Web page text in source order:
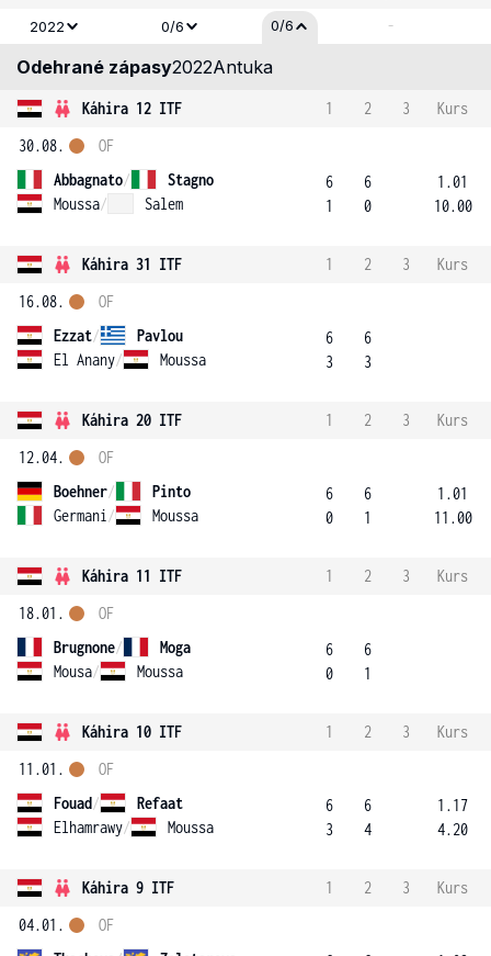
2022 0/6 0/6 -
Odehrané zápasy2022Antuka
Káhira 12 ITF 1 2 3
Kurs
30.08.
Abbagnato/
Stagno
Moussa/ Salem
OF
6
1
6
0
1.01
10.00
Káhira 31 ITF 1 2 3
Kurs
16.08.
Ezzat/
Pavlou
El Anany/ Moussa
OF
6
3
6
3
Káhira 20 ITF 1 2 3
Kurs
12.04.
Boehner/
Pinto
Germani / Moussa
OF
6
0
6
1
1.01
11.00
Káhira 11 ITF 1 2 3
Kurs
18.01.
Brugnone/
Moga
Mousa/ Moussa
OF
6
0
6
1
Káhira 10 ITF 1 2 3
Kurs
11.01.
Fouad/
Refaat
Elhamrawy/ Moussa
OF
6
3
6
4
1.17
4.20
Káhira 9 ITF 1 2 3
Kurs
04.01.
OF